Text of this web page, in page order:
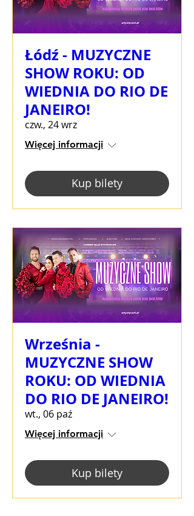
Łódź - MUZYCZNE
SHOW ROKU: OD
WIEDNIA DO RIO DE
JANEIRO!
czw., 24 wrz
Więcej informacji
Kup bilety
Września -
MUZYCZNE SHOW
ROKU: OD WIEDNIA
DO RIO DE JANEIRO!
wt., 06 paź
Więcej informacji
Kup bilety